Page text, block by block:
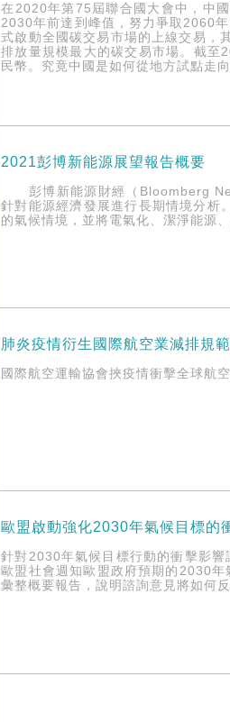
在2020年第75屆聯合國大會中，中
2030年前達到峰值，努力爭取2060
式啟動全國碳交易市場的上線交易，
排放量規模最大的碳交易市場。截
民幣。究竟中國是如何從地方試點走
2021彭博新能源展望報告概要
彭博新能源財經（Bloomberg
針對能源經濟發展進行長期情境分
的氣候情境，並將電氣化、潔淨能源
肺炎疫情衍生國際航空業減排規
國際航空運輸協會挾疫情衝擊全球航
歐盟啟動強化2030年氣候目標的
針對2030年氣候目標行動的衝擊影
歐盟社會週知歐盟政府預期的2030
彙整概要報告，說明諮詢意見將如何